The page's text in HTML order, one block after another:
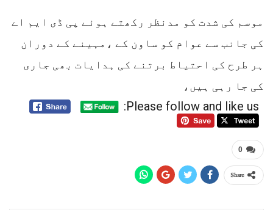
موسم کی شدت کو مدنظر رکھتے ہوئے پی ڈی ایم اے
کی جانب سے عوام کو ساون کے ،مہینے کے دوران
ہر طرح کی احتیاط برتنے کی ہدایات بھی جاری
کی جا رہی ہیں،
Please follow and like us:
0
Share